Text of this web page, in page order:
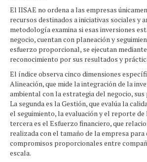
El IISAE no ordena a las empresas
recursos destinados a iniciativas sociales y
metodología examina si esas inversiones
negocio, cuentan con planeación y
esfuerzo proporcional, se ejecutan
reconocimiento por sus resultados y
El índice observa cinco dimensiones
Alineación, que mide la integración de la
ambiental con la estrategia del negocio,
La segunda es la Gestión, que evalúa la
el seguimiento, la evaluación y el reporte de
tercera es el Esfuerzo financiero, que
realizada con el tamaño de la empresa
compromisos proporcionales entre
escala.